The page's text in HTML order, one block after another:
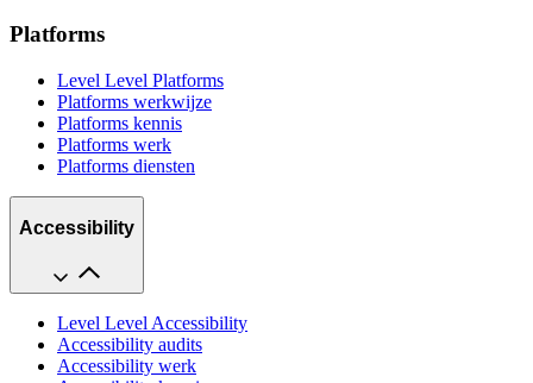
Platforms
Level Level Platforms
Platforms werkwijze
Platforms kennis
Platforms werk
Platforms diensten
Accessibility
Level Level Accessibility
Accessibility audits
Accessibility werk